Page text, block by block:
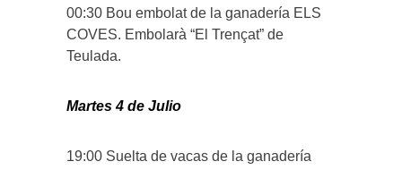
00:30 Bou embolat de la ganadería ELS
COVES. Embolarà “El Trençat” de
Teulada.
Martes 4 de Julio
19:00 Suelta de vacas de la ganadería